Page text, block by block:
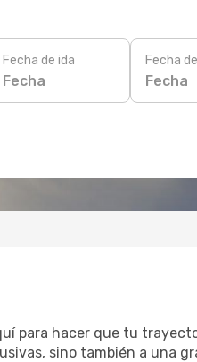
Fecha de ida
Fecha
Fecha
Fecha
para hacer que tu
sino también a una